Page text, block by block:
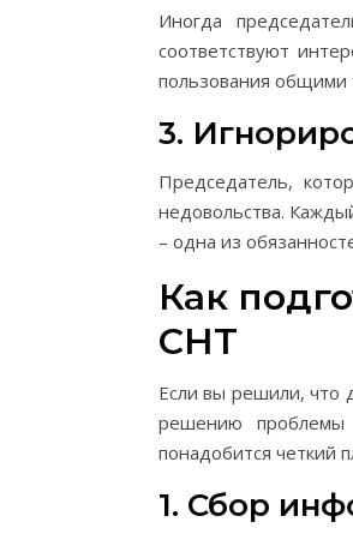
Иногда
соответствуют
пользования
3.
Председатель,
недовольства.
– одна из
Как
СНТ
Если вы решили, что
решению проблемы
понадобится четкий
1. Сбор